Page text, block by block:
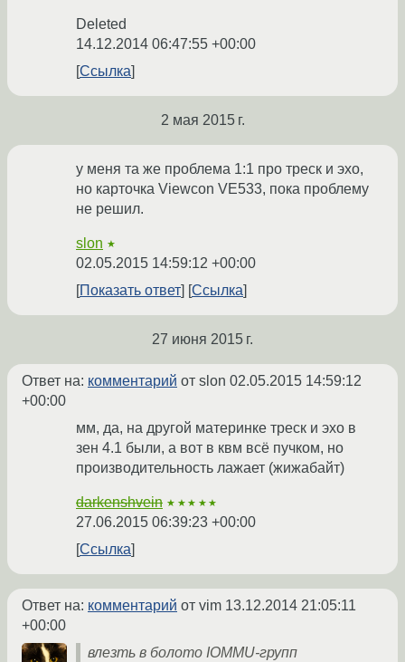
Deleted
14.12.2014 06:47:55 +00:00
Ссылка
2 мая 2015 г.
у меня та же проблема 1:1 про треск и эхо,
но карточка Viewcon VE533, пока проблему
не решил.
slon ★
02.05.2015 14:59:12 +00:00
Показать ответ
Ссылка
27 июня 2015 г.
Ответ на: комментарий от slon 02.05.2015 14:59:12
+00:00
мм, да, на другой материнке треск и эхо в
зен 4.1 были, а вот в квм всё пучком, но
производительность лажает (жижабайт)
darkenshvein ★★★★★
27.06.2015 06:39:23 +00:00
Ссылка
Ответ на: комментарий от vim 13.12.2014 21:05:11
+00:00
влезть в болото IOMMU-групп